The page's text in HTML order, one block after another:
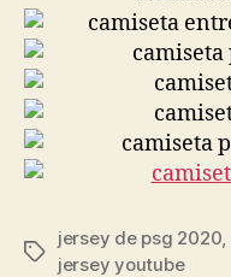
Etiquetas
jersey de psg 2020,
jersey youtube